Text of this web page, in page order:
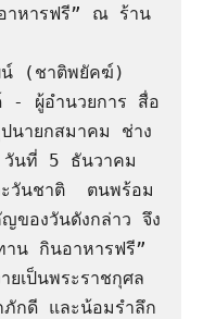
าหารฟรี” ณ ร้าน
- ผู้อำนวยการ สื่อ
นายกสมาคม ช่าง
วันที่ 5 ธันวาคม
วันชาติ  ตนพร้อม
ของวันดังกล่าว จึง
าน กินอาหารฟรี”
เป็นพระราชกุศล
ภักดี และน้อมรําลึก